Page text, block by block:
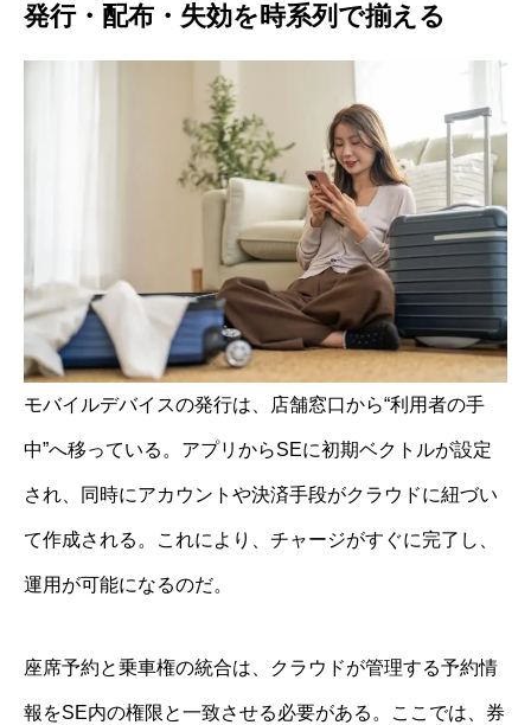
発行・配布・失効を時系列で揃える
モバイルデバイスの発行は、店舗窓口から“利用者の手
中”へ移っている。アプリからSEに初期ベクトルが設定
され、同時にアカウントや決済手段がクラウドに紐づい
て作成される。これにより、チャージがすぐに完了し、
運用が可能になるのだ。
座席予約と乗車権の統合は、クラウドが管理する予約情
報をSE内の権限と一致させる必要がある。ここでは、券